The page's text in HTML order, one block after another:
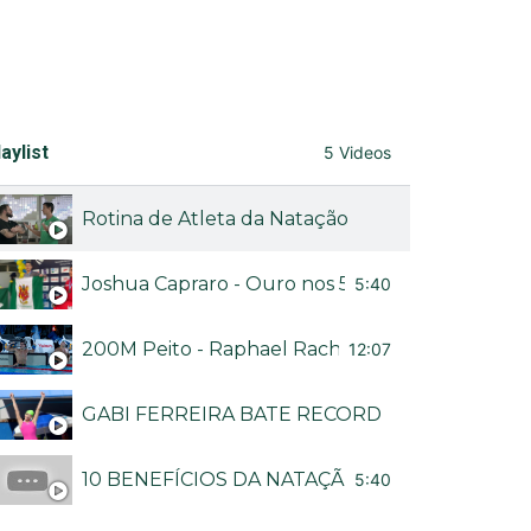
5 Videos
Rotina de Atleta da Natação
Joshua Capraro - Ouro nos 50M livre no
5:40
200M Peito - Raphael Rached no Troféu Brasil
12:07
GABI FERREIRA BATE RECORDE BRASILEIRO
10 BENEFÍCIOS DA NATAÇÃO - CANAL NADA
5:40